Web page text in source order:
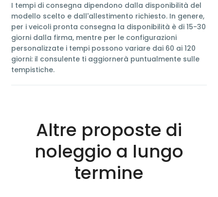
I tempi di consegna dipendono dalla disponibilità del
modello scelto e dall'allestimento richiesto. In genere,
per i veicoli pronta consegna la disponibilità è di 15-30
giorni dalla firma, mentre per le configurazioni
personalizzate i tempi possono variare dai 60 ai 120
giorni: il consulente ti aggiornerà puntualmente sulle
tempistiche.
Altre proposte di
noleggio a lungo
termine